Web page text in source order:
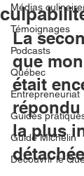
Médias
Témoignages
Podcasts
Québec
Entrepreneuriat
Guides
Guide Michelin
Découvrir le
La
que
était
répondu
la plus